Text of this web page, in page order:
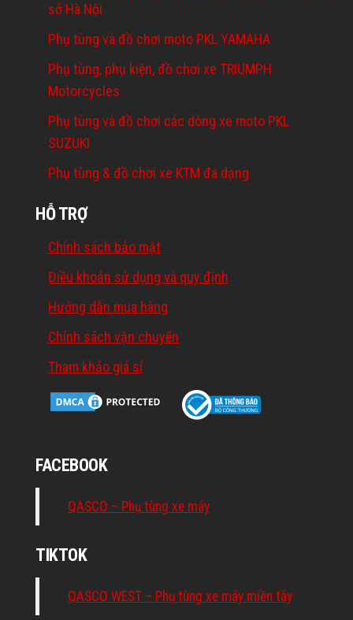
sở Hà Nội
Phụ tùng và đồ chơi moto PKL YAMAHA
Phụ tùng, phụ kiện, đồ chơi xe TRIUMPH
Motorcycles
Phụ tùng và đồ chơi các dòng xe moto PKL
SUZUKI
Phụ tùng & đồ chơi xe KTM đa dạng
HỖ TRỢ
Chính sách bảo mật
Điều khoản sử dụng và quy định
Hướng dẫn mua hàng
Chính sách vận chuyển
Tham khảo giá sỉ
FACEBOOK
QASCO – Phụ tùng xe máy
TIKTOK
QASCO WEST – Phụ tùng xe máy miền tây